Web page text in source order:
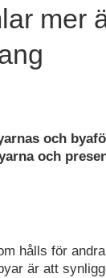
mer
och
och
hålls för
är att